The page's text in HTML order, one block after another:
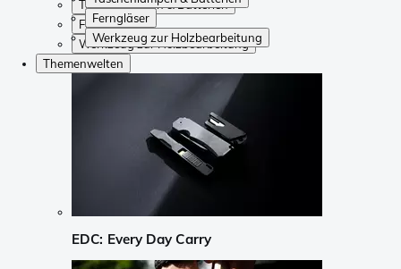
Ferngläser
Werkzeug zur Holzbearbeitung
Taschenlampen & Batterien
Ferngläser
Werkzeug zur Holzbearbeitung
Themenwelten
EDC: Every Day Carry